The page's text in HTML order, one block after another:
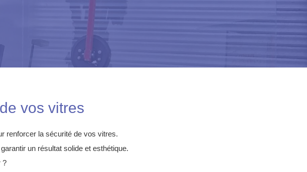
vos vitres
renforcer la sécurité de vos vitres.
un résultat solide et esthétique.
?